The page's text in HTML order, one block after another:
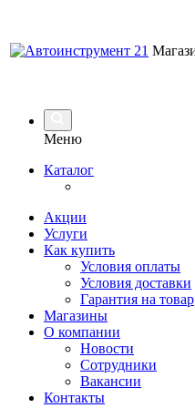
Меню
Каталог
Акции
Услуги
Как купить
Условия оплаты
Условия доставки
Гарантия на товар
Магазины
О компании
Новости
Сотрудники
Вакансии
Контакты